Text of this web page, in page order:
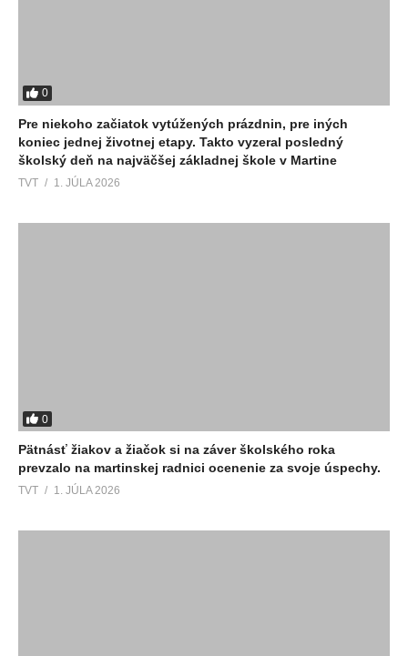
0
Pre niekoho začiatok vytúžených prázdnin, pre iných
koniec jednej životnej etapy. Takto vyzeral posledný
školský deň na najväčšej základnej škole v Martine
TVT 1. JÚLA 2026
0
Pätnásť žiakov a žiačok si na záver školského roka
prevzalo na martinskej radnici ocenenie za svoje úspechy.
TVT 1. JÚLA 2026